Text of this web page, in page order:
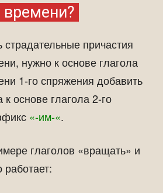
времени?
причастия
нужно к основе глагола
1-го спряжения добавить
к основе глагола 2-го
«-им-«.
глаголов «вращать» и
работает: